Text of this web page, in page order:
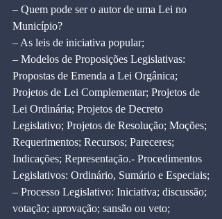
– Quem pode ser o autor de uma Lei no
Município?
– As leis de iniciativa popular;
– Modelos de Proposições Legislativas:
Propostas de Emenda a Lei Orgânica;
Projetos de Lei Complementar; Projetos de
Lei Ordinária; Projetos de Decreto
Legislativo; Projetos de Resolução; Moções;
Requerimentos; Recursos; Pareceres;
Indicações; Representação.- Procedimentos
Legislativos: Ordinário, Sumário e Especiais;
– Processo Legislativo: Iniciativa; discussão;
votação; aprovação; sansão ou veto;